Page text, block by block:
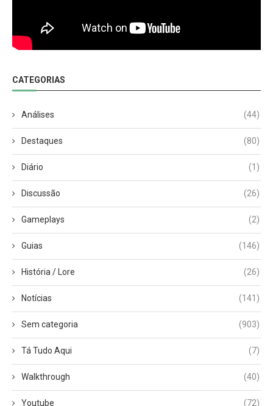
CATEGORIAS
Análises (44)
Destaques (80)
Diário (1)
Discussão (26)
Gameplays (2)
Guias (146)
História / Lore (26)
Notícias (141)
Sem categoria (903)
Tá Tudo Aqui (7)
Walkthrough (40)
Youtube (72)